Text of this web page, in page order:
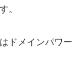
。
ドメインパワー